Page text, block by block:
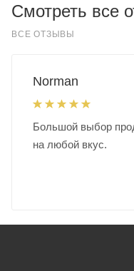
Смотреть все
ВСЕ ОТЗЫВЫ
Norman
Большой выбор
на любой вкус.